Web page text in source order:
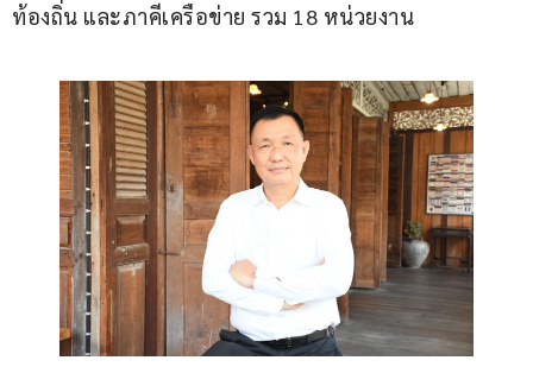
ท้องถิ่น และภาคีเครือข่าย รวม 18 หน่วยงาน